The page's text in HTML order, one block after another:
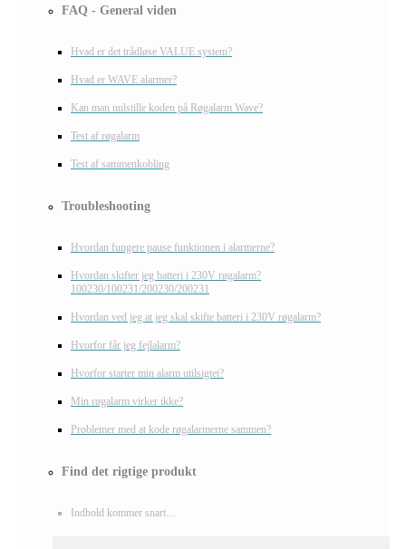
FAQ - General viden
Hvad er det trådløse VALUE system?
Hvad er WAVE alarmer?
Kan man nulstille koden på Røgalarm Wave?
Test af røgalarm
Test af sammenkobling
Troubleshooting
Hvordan fungere pause funktionen i alarmerne?
Hvordan skifter jeg batteri i 230V røgalarm?
100230/100231/200230/200231
Hvordan ved jeg at jeg skal skifte batteri i 230V røgalarm?
Hvorfor får jeg fejlalarm?
Hvorfor starter min alarm utilsigtet?
Min røgalarm virker ikke?
Problemer med at kode røgalarmerne sammen?
Find det rigtige produkt
Indhold kommer snart…